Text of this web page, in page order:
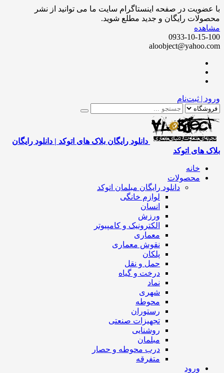
در صفحه اینستاگرام سایت ما می توانید از نشر
رایگان و جدید مطلع شوید.
0933-10-
| ثبت‌نام
دانلود رایگان بلاک های اتوکد | دانلود رایگان
های اتوکد
خانه
محصولات
دانلود رایگان مبلمان اتوکد
لوازم خانگی
انسان
ورزش
الکترونیک و کامپیوتر
معماری
نقوش معماری
پلکان
حمل و نقل
درخت و گیاه
نماد
شهری
محوطه
رستوران
تجهیزات صنعتی
روشنایی
مبلمان
درب محوطه و حصار
متفرقه
ورود